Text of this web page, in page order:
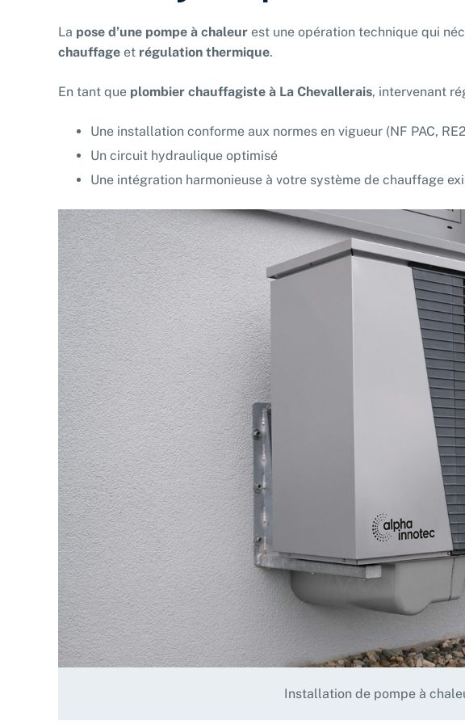
La pose d’une pompe à chaleur est une opération technique qui
chauffage et régulation thermique.
En tant que plombier chauffagiste à La Chevallerais, intervenant
Une installation conforme aux normes en vigueur (NF PAC,
Un circuit hydraulique optimisé
Une intégration harmonieuse à votre système de chauffage
Installation de pompe à